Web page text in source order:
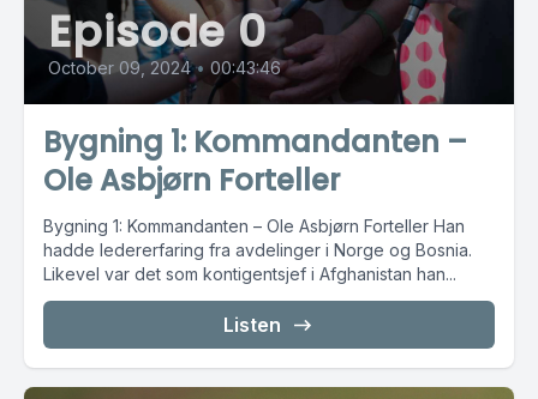
Episode 0
October 09, 2024 • 00:43:46
Bygning 1: Kommandanten –
Ole Asbjørn Forteller
Bygning 1: Kommandanten – Ole Asbjørn Forteller Han
hadde ledererfaring fra avdelinger i Norge og Bosnia.
Likevel var det som kontigentsjef i Afghanistan han...
Listen